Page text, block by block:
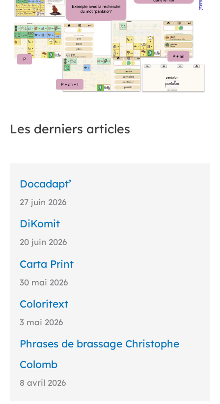
Les derniers articles
Docadapt’
27 juin 2026
DiKomit
20 juin 2026
Carta Print
30 mai 2026
Coloritext
3 mai 2026
Phrases de brassage Christophe
Colomb
8 avril 2026